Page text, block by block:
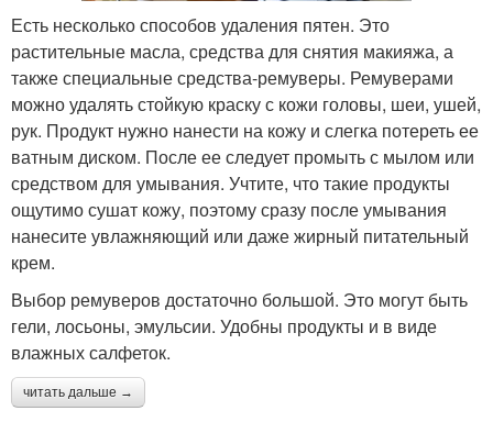
Есть несколько способов удаления пятен. Это
растительные масла, средства для снятия макияжа, а
также специальные средства-ремуверы. Ремуверами
можно удалять стойкую краску с кожи головы, шеи, ушей,
рук. Продукт нужно нанести на кожу и слегка потереть ее
ватным диском. После ее следует промыть с мылом или
средством для умывания. Учтите, что такие продукты
ощутимо сушат кожу, поэтому сразу после умывания
нанесите увлажняющий или даже жирный питательный
крем.
Выбор ремуверов достаточно большой. Это могут быть
гели, лосьоны, эмульсии. Удобны продукты и в виде
влажных салфеток.
читать дальше →